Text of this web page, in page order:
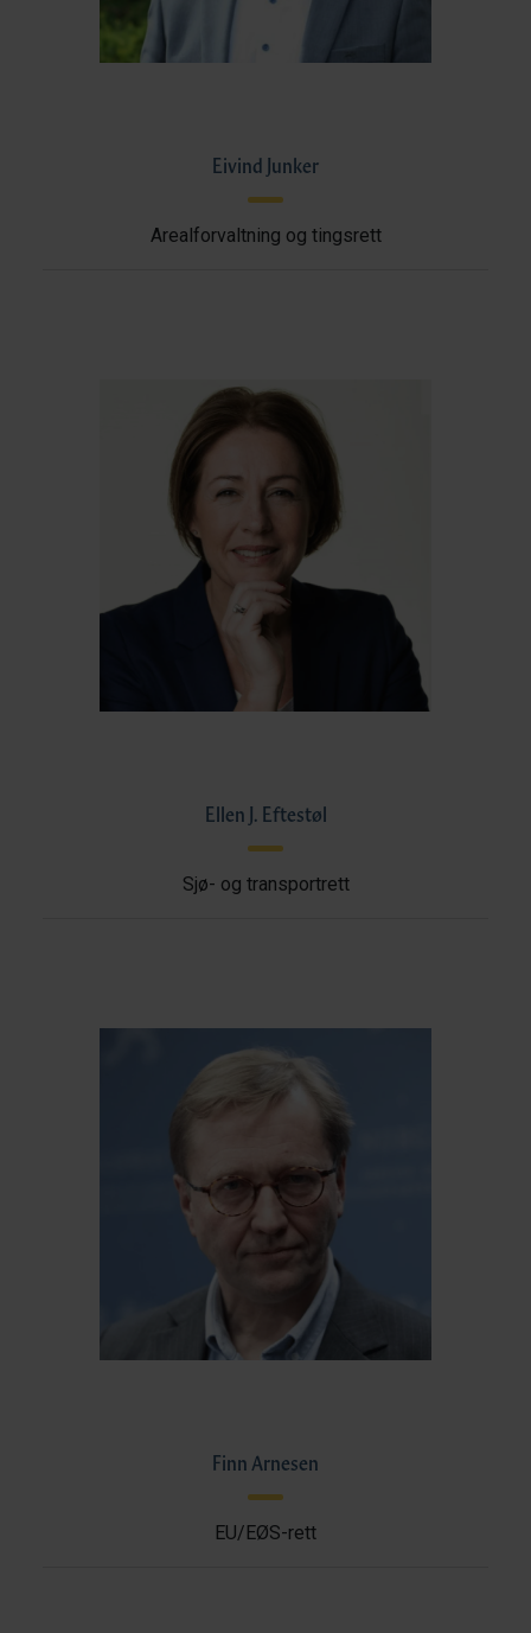
Eivind Junker
Arealforvaltning og tingsrett
Ellen J. Eftestøl
Sjø- og transportrett
Finn Arnesen
EU/EØS-rett